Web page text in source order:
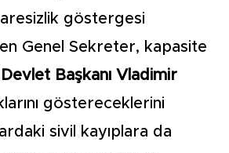
göstergesi
Genel Sekreter, kapasite
Başkanı Vladimir
göstereceklerini
sivil kayıplara da